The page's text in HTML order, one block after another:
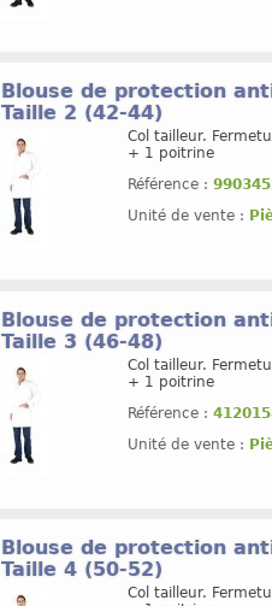
Blouse de protection
Taille 2 (42-44)
Col tailleur.
+ 1 poitrine
Référence :
Unité de vente :
Blouse de protection
Taille 3 (46-48)
Col tailleur.
+ 1 poitrine
Référence :
Unité de vente :
Blouse de protection
Taille 4 (50-52)
Col tailleur.